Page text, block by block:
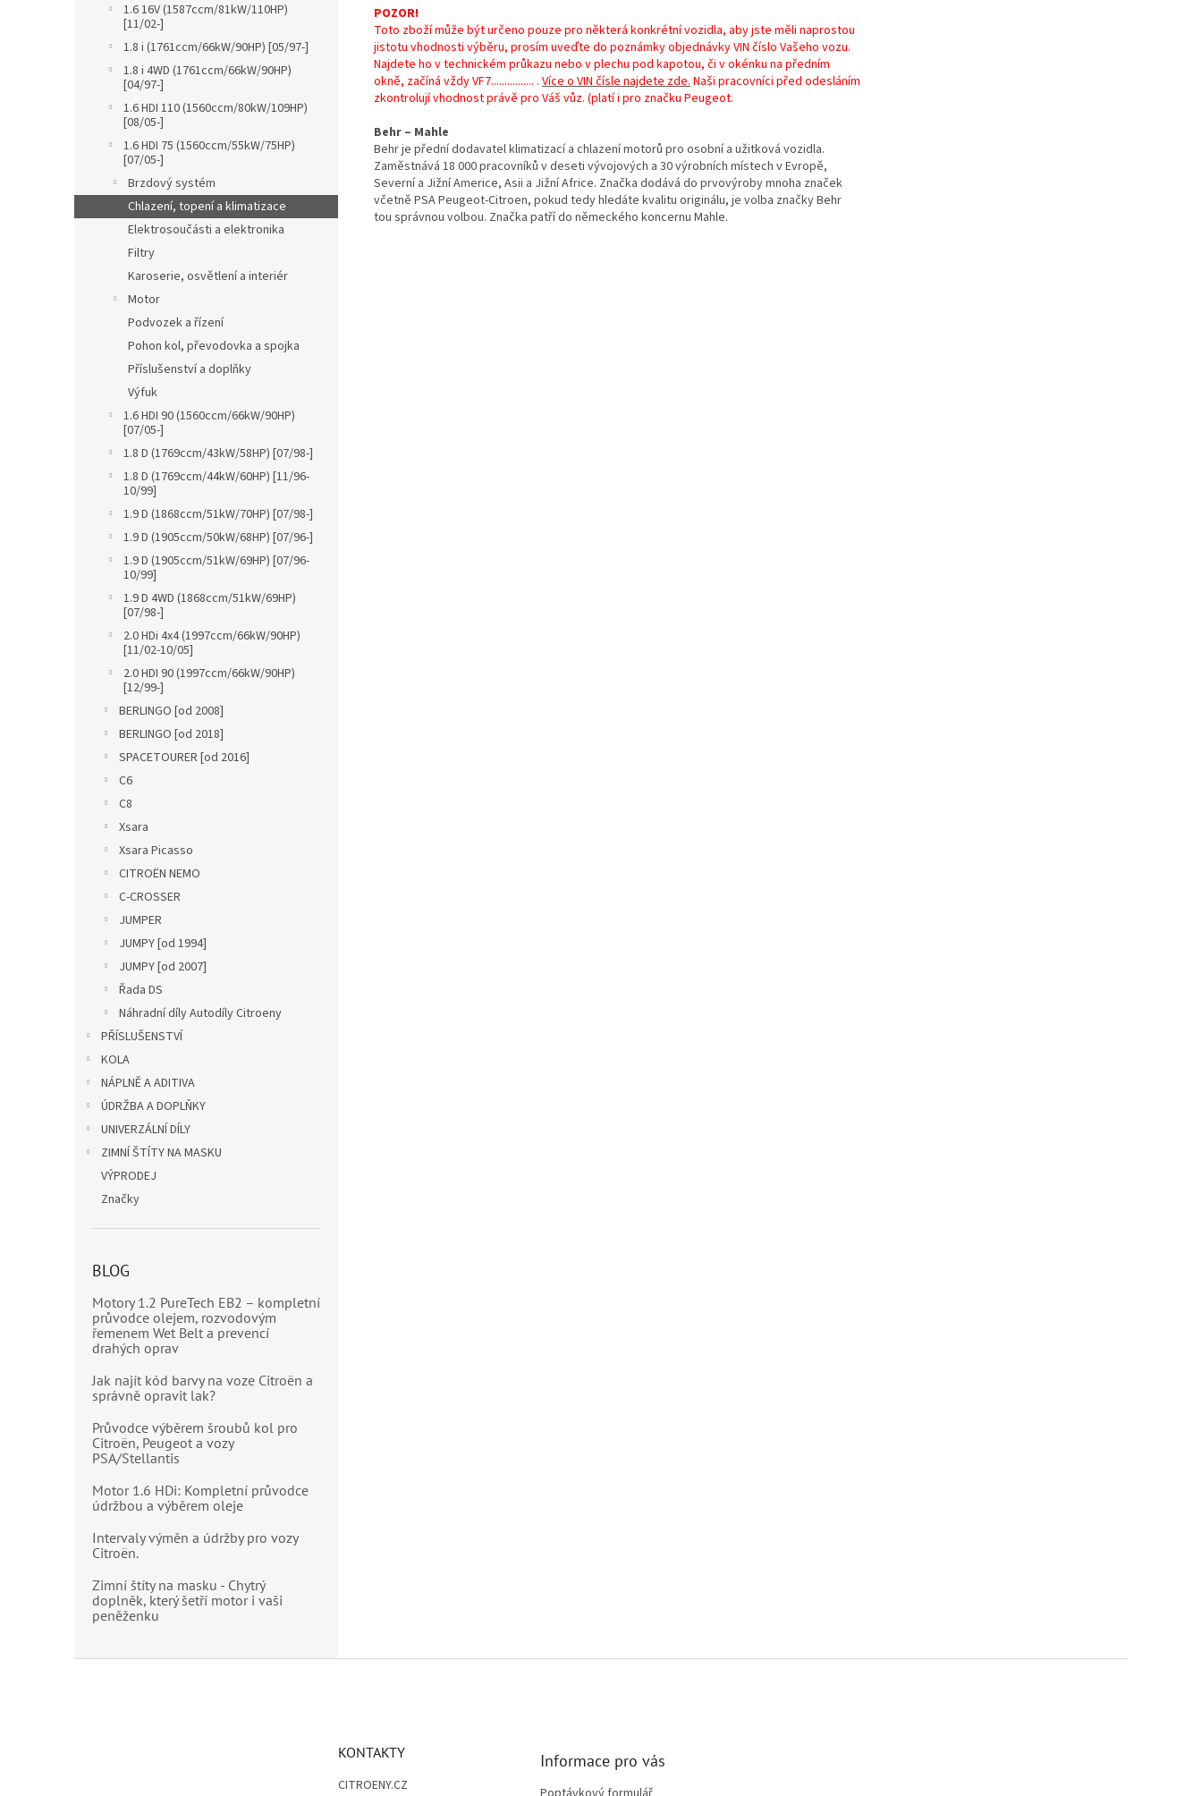
1.6 16V (1587ccm/81kW/110HP)
[11/02-]
1.8 i (1761ccm/66kW/90HP) [05/97-]
1.8 i 4WD (1761ccm/66kW/90HP)
[04/97-]
1.6 HDI 110 (1560ccm/80kW/109HP)
[08/05-]
1.6 HDI 75 (1560ccm/55kW/75HP)
[07/05-]
Brzdový systém
Chlazení, topení a klimatizace
Elektrosoučásti a elektronika
Filtry
Karoserie, osvětlení a interiér
Motor
Podvozek a řízení
Pohon kol, převodovka a spojka
Příslušenství a doplňky
Výfuk
1.6 HDI 90 (1560ccm/66kW/90HP)
[07/05-]
1.8 D (1769ccm/43kW/58HP) [07/98-]
1.8 D (1769ccm/44kW/60HP) [11/96-
10/99]
1.9 D (1868ccm/51kW/70HP) [07/98-]
1.9 D (1905ccm/50kW/68HP) [07/96-]
1.9 D (1905ccm/51kW/69HP) [07/96-
10/99]
1.9 D 4WD (1868ccm/51kW/69HP)
[07/98-]
2.0 HDi 4x4 (1997ccm/66kW/90HP)
[11/02-10/05]
2.0 HDI 90 (1997ccm/66kW/90HP)
[12/99-]
BERLINGO [od 2008]
BERLINGO [od 2018]
SPACETOURER [od 2016]
C6
C8
Xsara
Xsara Picasso
CITROËN NEMO
C-CROSSER
JUMPER
JUMPY [od 1994]
JUMPY [od 2007]
Řada DS
Náhradní díly Autodíly Citroeny
PŘÍSLUŠENSTVÍ
KOLA
NÁPLNĚ A ADITIVA
ÚDRŽBA A DOPLŇKY
UNIVERZÁLNÍ DÍLY
ZIMNÍ ŠTÍTY NA MASKU
VÝPRODEJ
Značky
BLOG
Motory 1.2 PureTech EB2 – kompletní
průvodce olejem, rozvodovým
řemenem Wet Belt a prevencí
drahých oprav
Jak najít kód barvy na voze Citroën a
správně opravit lak?
Průvodce výběrem šroubů kol pro
Citroën, Peugeot a vozy
PSA/Stellantis
Motor 1.6 HDi: Kompletní průvodce
údržbou a výběrem oleje
Intervaly výměn a údržby pro vozy
Citroën.
Zimní štíty na masku - Chytrý
doplněk, který šetří motor i vaši
peněženku
POZOR!
Toto zboží může být určeno pouze pro některá konkrétní vozidla, aby jste měli naprostou
jistotu vhodnosti výběru, prosím uveďte do poznámky objednávky VIN číslo Vašeho vozu.
Najdete ho v technickém průkazu nebo v plechu pod kapotou, či v okénku na předním
okně, začíná vždy VF7................ . Více o VIN čísle najdete zde. Naši pracovníci před odesláním
zkontrolují vhodnost právě pro Váš vůz. (platí i pro značku Peugeot.
Behr – Mahle
Behr je přední dodavatel klimatizací a chlazení motorů pro osobní a užitková vozidla.
Zaměstnává 18 000 pracovníků v deseti vývojových a 30 výrobních místech v Evropě,
Severní a Jižní Americe, Asii a Jižní Africe. Značka dodává do prvovýroby mnoha značek
včetně PSA Peugeot-Citroen, pokud tedy hledáte kvalitu originálu, je volba značky Behr
tou správnou volbou. Značka patří do německého koncernu Mahle.
KONTAKTY
CITROENY.CZ
Informace pro vás